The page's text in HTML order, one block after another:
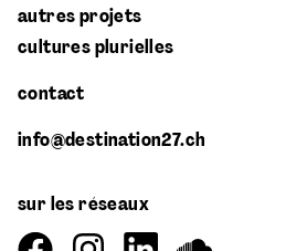
autres projets
cultures plurielles
contact
info@destination27.ch
sur les réseaux